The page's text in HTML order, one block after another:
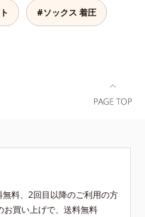
#ソックス 着圧
料、2回目以降のご利用の方
お買い上げで、送料無料